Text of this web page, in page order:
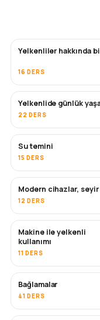
Yelkenliler hakkında
16 DERS
Yelkenlide günlük
22 DERS
Su temini
15 DERS
Modern cihazlar, seyir
12 DERS
Makine ile yelkenli
kullanımı
11 DERS
Bağlamalar
41 DERS